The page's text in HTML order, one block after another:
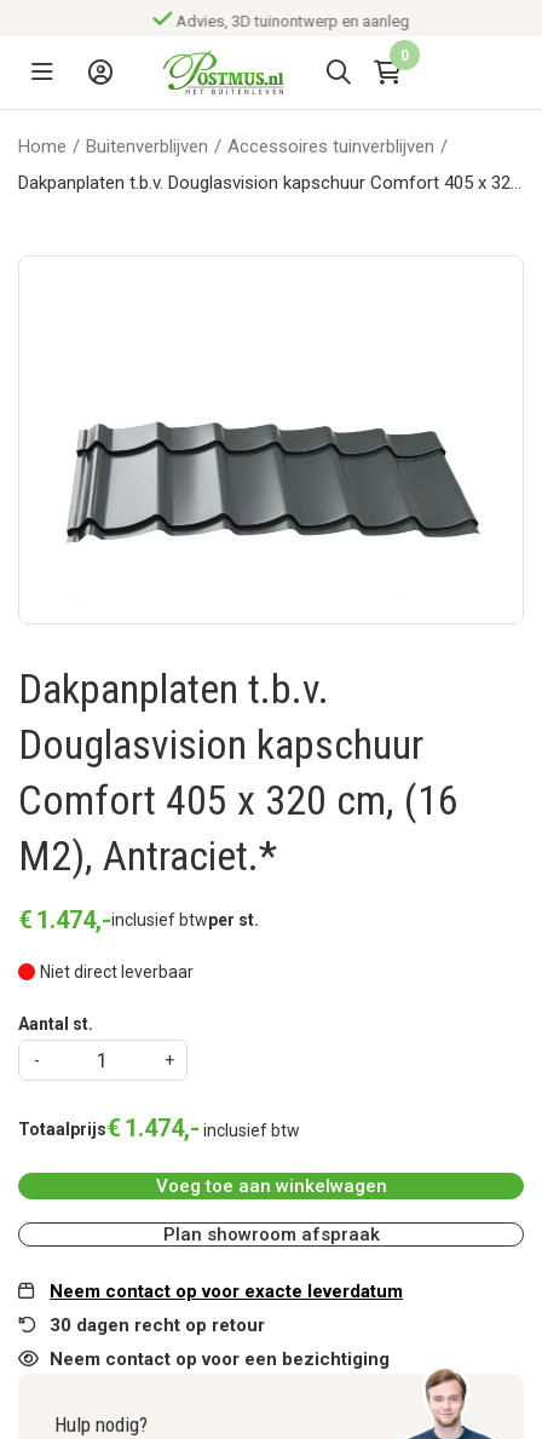
Advies, 3D tuinontwerp en aanleg
0
Home / Buitenverblijven / Accessoires tuinverblijven /
Dakpanplaten t.b.v. Douglasvision kapschuur Comfort 405 x 320
Dakpanplaten t.b.v.
Douglasvision kapschuur
Comfort 405 x 320 cm, (16
M2), Antraciet.*
€ 1.474,-inclusief btwper st.
Niet direct leverbaar
Aantal st.
Totaalprijs€ 1.474,- inclusief btw
Voeg toe aan winkelwagen
Plan showroom afspraak
Neem contact op voor exacte leverdatum
30 dagen recht op retour
Neem contact op voor een bezichtiging
Hulp nodig?